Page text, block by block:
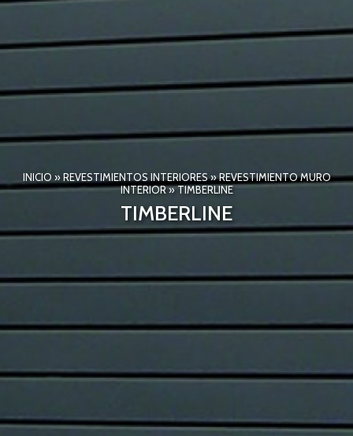
INICIO » REVESTIMIENTOS INTERIORES»REVESTIMIENTO MURO
INTERIOR»TIMBERLINE
TIMBERLINE